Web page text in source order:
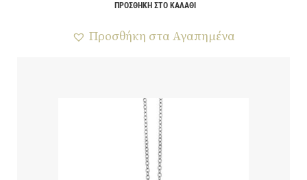
ΠΡΟΣΘΉΚΗ ΣΤΟ ΚΑΛΆΘΙ
Προσθήκη στα Αγαπημένα